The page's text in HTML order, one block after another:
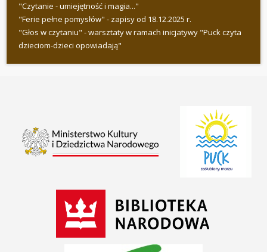
"Czytanie - umiejętność i magia..."
"Ferie pełne pomysłów" - zapisy od 18.12.2025 r.
"Głos w czytaniu" - warsztaty w ramach inicjatywy "Puck czyta
dzieciom-dzieci opowiadają"